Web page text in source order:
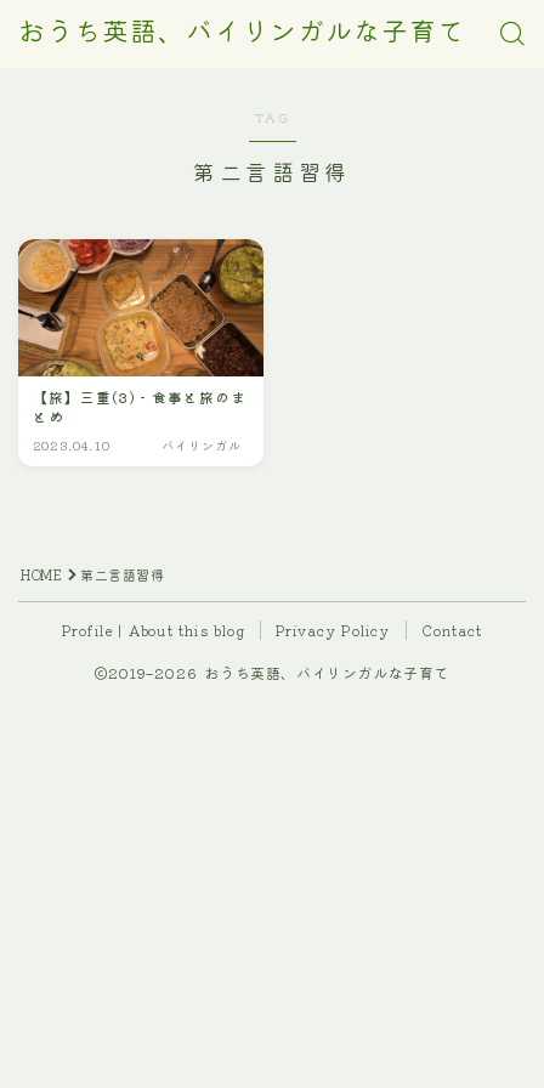
おうち英語、バイリンガルな子育て
TAG
第二言語習得
【旅】三重(3) - 食事と旅のま
とめ
2023.04.10 バイリンガル
HOME 第二言語習得
Profile | About this blog Privacy Policy Contact
2019–2026 おうち英語、バイリンガルな子育て